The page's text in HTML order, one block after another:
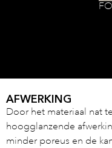
AFWERKING
Door het materiaal nat
hoogglanzende
minder poreus en de